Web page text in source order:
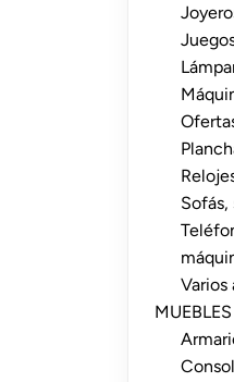
Sofás,
Varios
MUEBLES